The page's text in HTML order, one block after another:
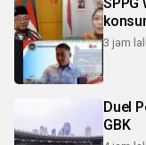
SPPG
3 jam
Duel
GBK